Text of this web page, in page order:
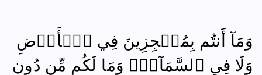
وَمَآ أَنتُم بِمُعۡجِزِينَ فِي ٱلۡأَرۡضِ
وَلَا فِي ٱلسَّمَآءِۖ وَمَا لَكُم مِّن دُونِ